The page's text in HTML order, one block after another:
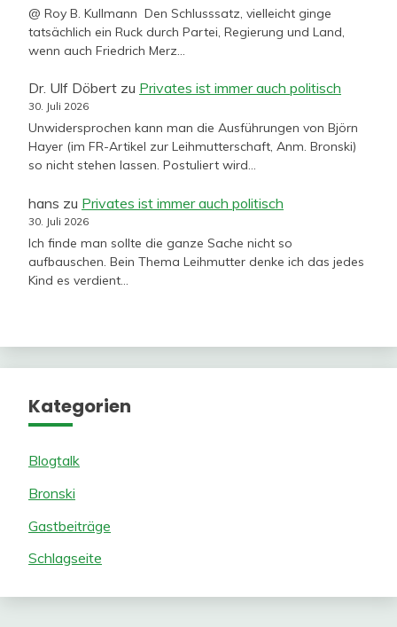
@ Roy B. Kullmann Den Schlusssatz, vielleicht ginge
tatsächlich ein Ruck durch Partei, Regierung und Land,
wenn auch Friedrich Merz…
Dr. Ulf Döbert zu Privates ist immer auch politisch
30. Juli 2026
Unwidersprochen kann man die Ausführungen von Björn
Hayer (im FR-Artikel zur Leihmutterschaft, Anm. Bronski)
so nicht stehen lassen. Postuliert wird…
hans zu Privates ist immer auch politisch
30. Juli 2026
Ich finde man sollte die ganze Sache nicht so
aufbauschen. Bein Thema Leihmutter denke ich das jedes
Kind es verdient…
Kategorien
Blogtalk
Bronski
Gastbeiträge
Schlagseite